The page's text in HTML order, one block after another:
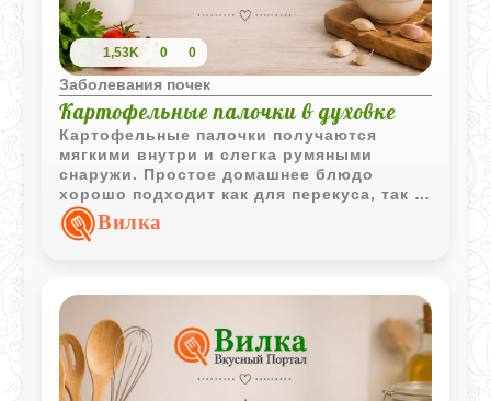
1,53K 0 0
Заболевания почек
Картофельные палочки в духовке
Картофельные палочки получаются
мягкими внутри и слегка румяными
снаружи. Простое домашнее блюдо
хорошо подходит как для перекуса, так и
в качестве гарнира.
Вилка